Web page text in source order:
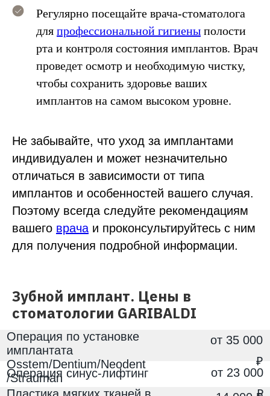
Регулярно посещайте врача-стоматолога
для профессиональной гигиены полости
рта и контроля состояния имплантов. Врач
проведет осмотр и необходимую чистку,
чтобы сохранить здоровье ваших
имплантов на самом высоком уровне.
Не забывайте, что уход за имплантами
индивидуален и может незначительно
отличаться в зависимости от типа
имплантов и особенностей вашего случая.
Поэтому всегда следуйте рекомендациям
вашего врача и проконсультируйтесь с ним
для получения подробной информации.
Зубной имплант. Цены в
стоматологии GARIBALDI
шаблона для имплантации
Имплантация All-on-4 (установка 4
имплантатов)
140 000 ₽
+7(495) 125-15-25
звоните
Записаться
на прием
Администратор подберет для вас время
записи и удобную для вас дату